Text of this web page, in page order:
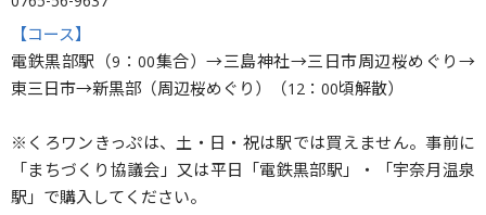
【コース】
電鉄黒部駅（9：00集合）→三島神社→三日市周辺桜めぐり→
東三日市→新黒部（周辺桜めぐり）（12：00頃解散）
※くろワンきっぷは、土・日・祝は駅では買えません。事前に
「まちづくり協議会」又は平日「電鉄黒部駅」・「宇奈月温泉
駅」で購入してください。